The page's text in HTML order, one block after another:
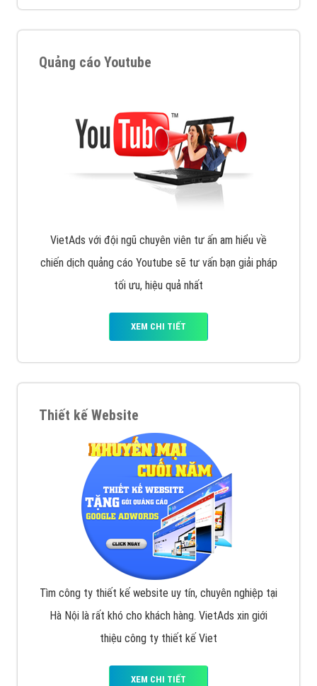
Quảng cáo Youtube
VietAds với đội ngũ chuyên viên tư ấn am hiểu về
chiến dịch quảng cáo Youtube sẽ tư vấn bạn giải pháp
tối ưu, hiệu quả nhất
XEM CHI TIẾT
Thiết kế Website
Tìm công ty thiết kế website uy tín, chuyên nghiệp tại
Hà Nội là rất khó cho khách hàng. VietAds xin giới
thiệu công ty thiết kế Viet
XEM CHI TIẾT